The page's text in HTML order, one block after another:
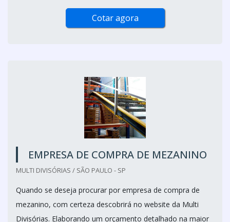
Cotar agora
EMPRESA DE COMPRA DE MEZANINO
MULTI DIVISÓRIAS / SÃO PAULO - SP
Quando se deseja procurar por empresa de compra de
mezanino, com certeza descobrirá no website da Multi
Divisórias. Elaborando um orçamento detalhado na maior